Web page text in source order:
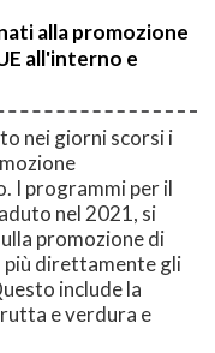
alla promozione
all'interno e
nei giorni scorsi i
I programmi per il
nel 2021, si
promozione di
direttamente gli
include la
e verdura e